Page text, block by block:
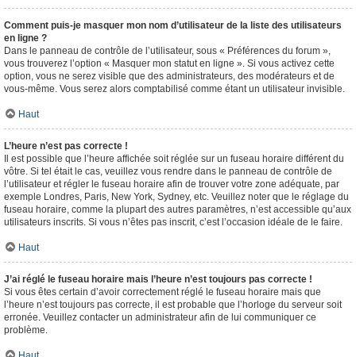
Comment puis-je masquer mon nom d’utilisateur de la liste des utilisateurs
en ligne ?
Dans le panneau de contrôle de l’utilisateur, sous « Préférences du forum »,
vous trouverez l’option « Masquer mon statut en ligne ». Si vous activez cette
option, vous ne serez visible que des administrateurs, des modérateurs et de
vous-même. Vous serez alors comptabilisé comme étant un utilisateur invisible.
Haut
L’heure n’est pas correcte !
Il est possible que l’heure affichée soit réglée sur un fuseau horaire différent du
vôtre. Si tel était le cas, veuillez vous rendre dans le panneau de contrôle de
l’utilisateur et régler le fuseau horaire afin de trouver votre zone adéquate, par
exemple Londres, Paris, New York, Sydney, etc. Veuillez noter que le réglage du
fuseau horaire, comme la plupart des autres paramètres, n’est accessible qu’aux
utilisateurs inscrits. Si vous n’êtes pas inscrit, c’est l’occasion idéale de le faire.
Haut
J’ai réglé le fuseau horaire mais l’heure n’est toujours pas correcte !
Si vous êtes certain d’avoir correctement réglé le fuseau horaire mais que
l’heure n’est toujours pas correcte, il est probable que l’horloge du serveur soit
erronée. Veuillez contacter un administrateur afin de lui communiquer ce
problème.